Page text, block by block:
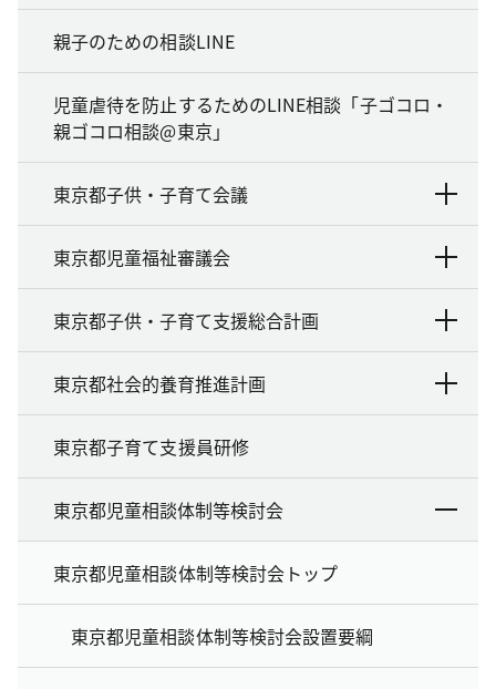
親子のための相談LINE
児童虐待を防止するためのLINE相談「子ゴコロ・
親ゴコロ相談@東京」
東京都子供・子育て会議
東京都児童福祉審議会
東京都子供・子育て支援総合計画
東京都社会的養育推進計画
東京都子育て支援員研修
東京都児童相談体制等検討会
東京都児童相談体制等検討会トップ
東京都児童相談体制等検討会設置要綱